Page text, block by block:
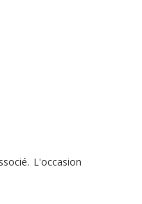
L'occasion